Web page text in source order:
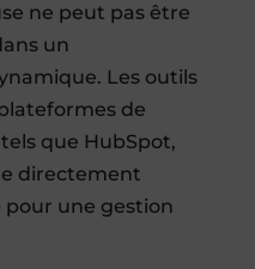
ne peut pas être
un
Les outils
de
que HubSpot,
directement
pour une gestion